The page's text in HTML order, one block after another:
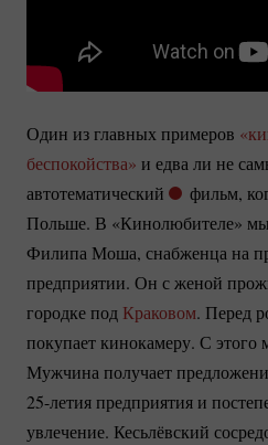
Один из главных примеров
беспокойства» и едва ли не
автотематический
фильм,
Польше. В «Кинолюбителе» мы
Филипа Моша, снабженца на
предприятии. Он с женой
городке под Краковом. Перед
покупает кинокамеру. С этого
Мужчина получает
25-летияпредприятия и
увлечение. Кесьлёвский